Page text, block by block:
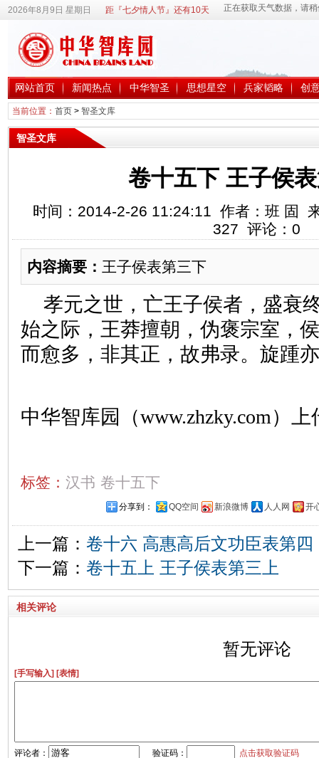
2026年8月9日 星期日 距『七夕情人节』还有10天
网站首页 新闻热点 中华智圣 思想星空 兵家韬略 创
当前位置： 首页> 智圣文库
智圣文库
卷十五下 王子侯
时间：2014-2-26 11:24:11 作者：班 固
327 评论： 0
内容摘要： 王子侯表第三下
孝元之世，亡王子侯者，盛衰
始之际，王莽擅朝，伪褒宗室，
而愈多，非其正，故弗录。旋踵
中华智库园（www.zhzky.com）上
标签： 汉书 卷十五下
分享到： QQ空间 新浪微博 人人网 开
上一篇： 卷十六 高惠高后文功臣表第四
下一篇： 卷十五上 王子侯表第三上
相关评论
暂无评论
[手写输入] [表情]
评论者： 验证码： 点击获取验证码